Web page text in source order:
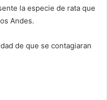
la especie de rata que
Andes.
de que se contagiaran